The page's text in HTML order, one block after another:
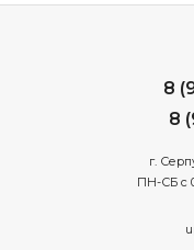
8
8
г.
ПН-СБ с